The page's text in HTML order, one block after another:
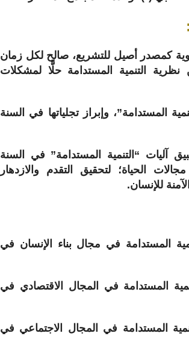
كمصدر أصيل للتشريع، صالح لكل زمان
التنمية المستدامة حلًّا لمشكلات
المستدامة”، وإبراز تجلياتها في السنة
آليات “التنمية المستدامة” في السنة
الحياة؛ لتحقيق التقدم والازدهار
للإنسان.
المستدامة في مجال بناء الإنسان في
المستدامة في المجال الاقتصادي في
المستدامة في المجال الاجتماعي في